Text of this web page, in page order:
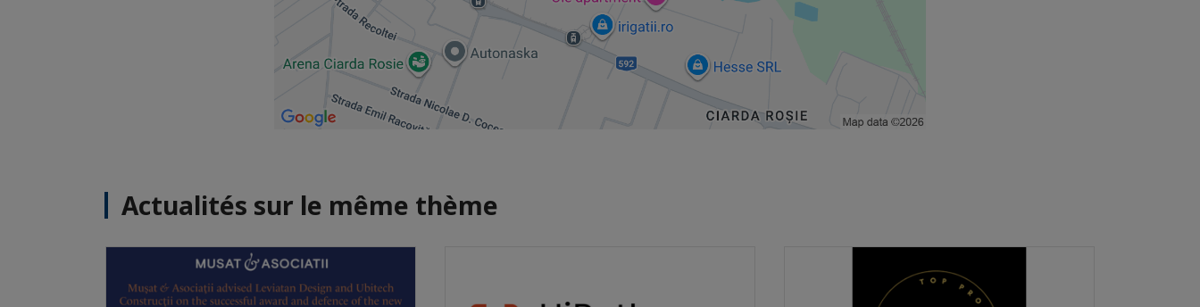
Actualités sur le même thème